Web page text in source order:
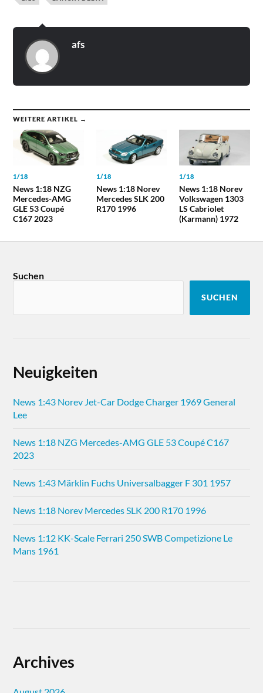
afs
WEITERE ARTIKEL →
1/18
News 1:18 NZG
Mercedes-AMG
GLE 53 Coupé
C167 2023
1/18
News 1:18 Norev
Mercedes SLK 200
R170 1996
1/18
News 1:18 Norev
Volkswagen 1303
LS Cabriolet
(Karmann) 1972
Suchen
SUCHEN
Neuigkeiten
News 1:43 Norev Jet-Car Dodge Charger 1969 General
Lee
News 1:18 NZG Mercedes-AMG GLE 53 Coupé C167
2023
News 1:43 Märklin Fuchs Universalbagger F 301 1957
News 1:18 Norev Mercedes SLK 200 R170 1996
News 1:12 KK-Scale Ferrari 250 SWB Competizione Le
Mans 1961
Archives